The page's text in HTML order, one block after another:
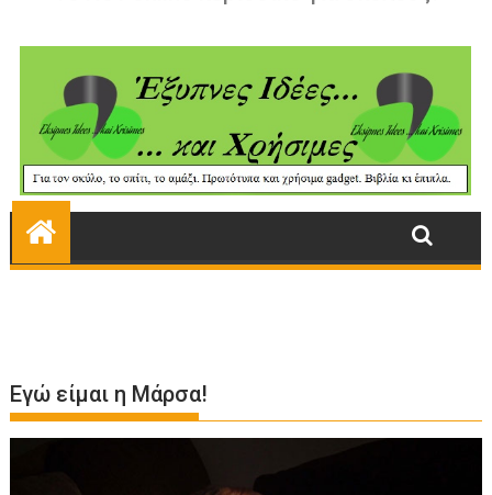
Εγώ είμαι η Μάρσα!